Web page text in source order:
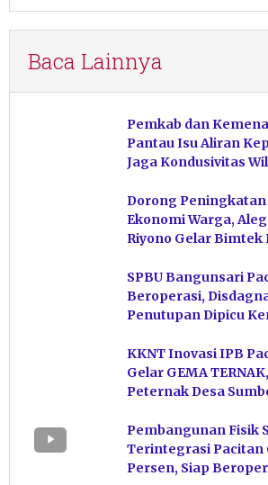
Baca Lainnya
Pemkab dan
Pantau Isu Aliran
Jaga Kondusivitas
Dorong Peningkatan
Ekonomi Warga,
Riyono Gelar Bimtek
SPBU Bangunsari
Beroperasi,
Penutupan Dipicu
KKNT Inovasi IPB
Gelar GEMA
Peternak Desa
Pembangunan Fisik
Terintegrasi Pacitan
Persen, Siap